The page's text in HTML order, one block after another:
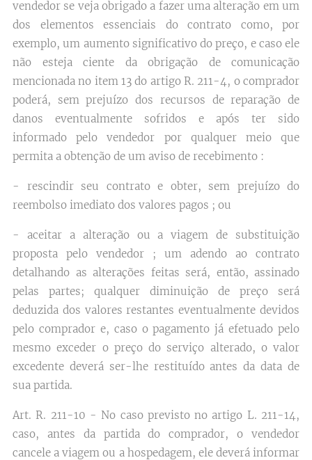
vendedor se veja obrigado a fazer uma alteração em um
dos elementos essenciais do contrato como, por
exemplo, um aumento significativo do preço, e caso ele
não esteja ciente da obrigação de comunicação
mencionada no item 13 do artigo R. 211-4, o comprador
poderá, sem prejuízo dos recursos de reparação de
danos eventualmente sofridos e após ter sido
informado pelo vendedor por qualquer meio que
permita a obtenção de um aviso de recebimento :
- rescindir seu contrato e obter, sem prejuízo do
reembolso imediato dos valores pagos ; ou
- aceitar a alteração ou a viagem de substituição
proposta pelo vendedor ; um adendo ao contrato
detalhando as alterações feitas será, então, assinado
pelas partes; qualquer diminuição de preço será
deduzida dos valores restantes eventualmente devidos
pelo comprador e, caso o pagamento já efetuado pelo
mesmo exceder o preço do serviço alterado, o valor
excedente deverá ser-lhe restituído antes da data de
sua partida.
Art. R. 211-10 - No caso previsto no artigo L. 211-14,
caso, antes da partida do comprador, o vendedor
cancele a viagem ou a hospedagem, ele deverá informar